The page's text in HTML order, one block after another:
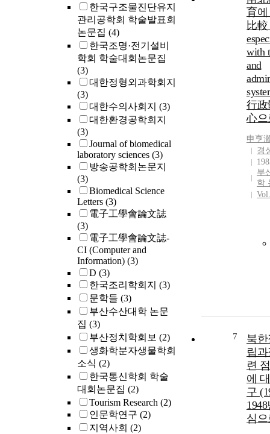
한국구조물진단유지
관리공학회 학술발표회
논문집 (4)
한국조명·전기설비
학회 학술대회논문집
(3)
대한정형외과학회지
(3)
대한수의사회지 (3)
대한환경공학회지
(3)
Journal of biomedical
laboratory sciences (3)
방송공학회논문지
(3)
Biomedical Science
Letters (3)
電子工學會論文誌
(3)
電子工學會論文誌-
CI (Computer and
Information) (3)
D (3)
한국조리학회지 (3)
문학들 (3)
부산수산대학 논문
집 (3)
부산정치학회보 (2)
생화학분자생물학회
소식 (2)
한국통신학회 학술
대회논문집 (2)
Tourism Research (2)
인문학연구 (2)
지역사회 (2)
育에
比
with
and
行政
心으
申亨
경
부
학
7
북
립
련
에
구
심으